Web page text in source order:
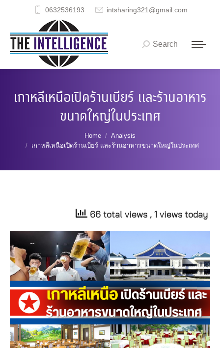
0632536193 intsharing321@gmail.com
Search:
Search
เกาหลีเหนือเปิดร้านเบียร์ และร้านอาหาร
ขนาดใหญ่ในประเทศ
Home
Analysis
เกาหลีเหนือเปิดร้านเบียร์ และร้านอาหารขนาดใหญ่ในประเทศ
66 total views , 1 views today